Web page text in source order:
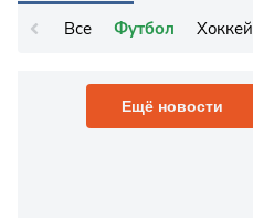
Все Футбол Хоккей
Ещё новости